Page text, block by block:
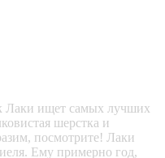
Лаки ищет самых лучших
шерстка и
посмотрите! Лаки
Ему примерно год,